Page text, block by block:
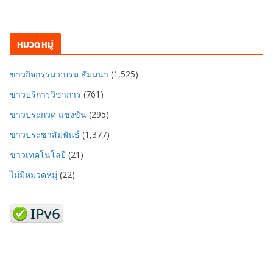
หมวดหมู่
ข่าวกิจกรรม อบรม สัมมนา (1,525)
ข่าวบริการวิชาการ (761)
ข่าวประกวด แข่งขัน (295)
ข่าวประชาสัมพันธ์ (1,377)
ข่าวเทคโนโลยี (21)
ไม่มีหมวดหมู่ (22)